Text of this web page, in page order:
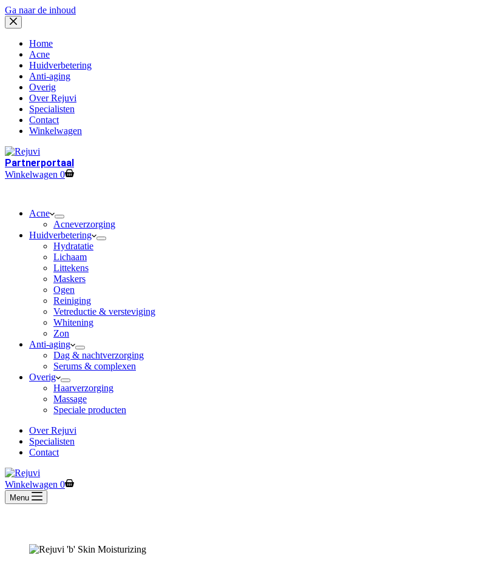
Ga naar de inhoud
Home
Acne
Huidverbetering
Anti-aging
Overig
Over Rejuvi
Specialisten
Contact
Winkelwagen
Partnerportaal
Winkelwagen 0
Acne
Acneverzorging
Huidverbetering
Hydratatie
Lichaam
Littekens
Maskers
Ogen
Reiniging
Vetreductie & versteviging
Whitening
Zon
Anti-aging
Dag & nachtverzorging
Serums & complexen
Overig
Haarverzorging
Massage
Speciale producten
Over Rejuvi
Specialisten
Contact
Winkelwagen 0
Menu